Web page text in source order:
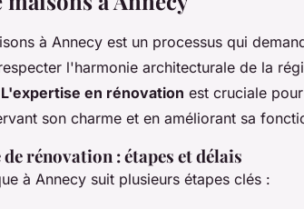
à Annecy est un processus qui
l'harmonie architecturale de la
L'expertise en rénovation est cruciale
son charme et en améliorant sa
rénovation : étapes et délais
à Annecy suit plusieurs étapes clés :